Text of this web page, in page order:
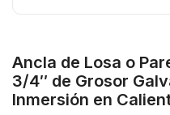
Ancla de Losa o
3/4″ de Grosor
Inmersión en